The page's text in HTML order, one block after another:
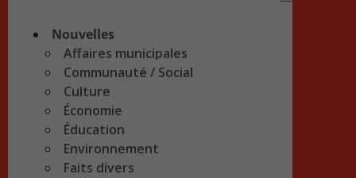
Nouvelles
Affaires municipales
Communauté / Social
Culture
Économie
Éducation
Environnement
Faits divers